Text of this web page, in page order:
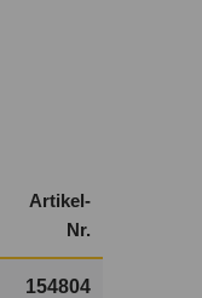
Artikel-
Nr.
154804